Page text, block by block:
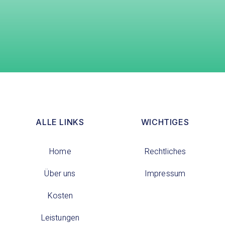
ALLE LINKS
Home
Über uns
Kosten
Leistungen
WICHTIGES
Rechtliches
Impressum